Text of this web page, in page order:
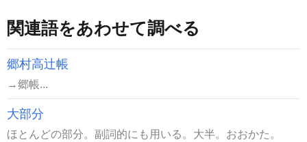
関連語をあわせて調べる
郷村高辻帳
→郷帳...
大部分
ほとんどの部分。副詞的にも用いる。大半。おおかた。